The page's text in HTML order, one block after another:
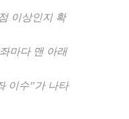
이상인지 확
마다 맨 아래
이수”가 나타